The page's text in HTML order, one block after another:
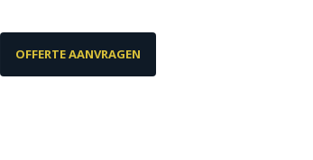
OFFERTE AANVRAGEN